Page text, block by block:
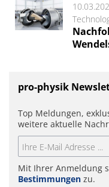
pro-physik
Top Meldungen,
weitere aktuelle
Mit Ihrer Anmeldung
Bestimmungen zu.